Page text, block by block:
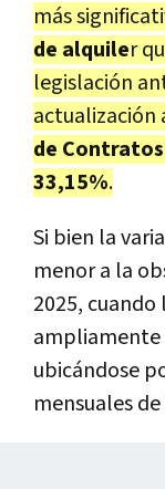
más
de alquiler
legislación
actualización
de
33,15%.
Si bien la
menor a la
2025,
ampliamente
ubicándose
mensuales